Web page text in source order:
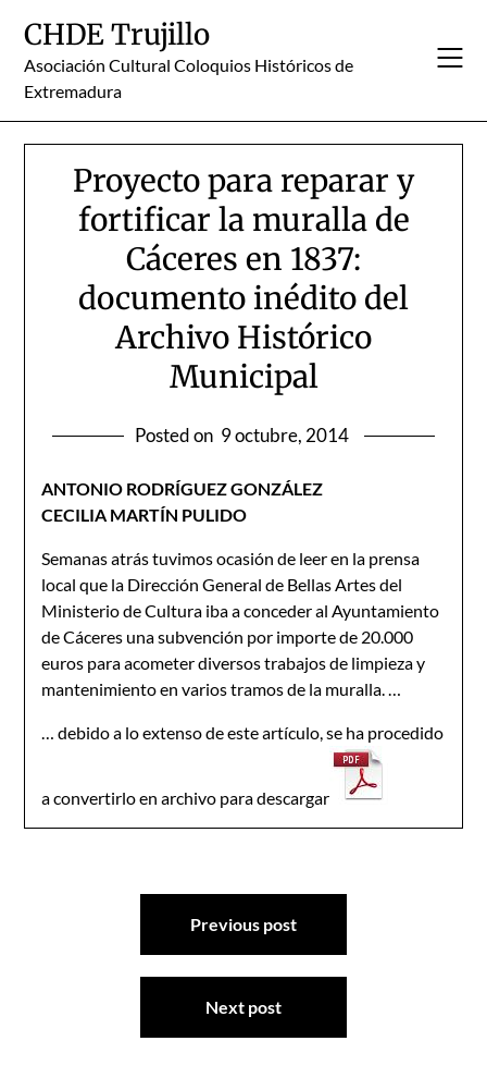
content
CHDE Trujillo
Asociación Cultural Coloquios Históricos de
Extremadura
Proyecto para reparar y
fortificar la muralla de
Cáceres en 1837:
documento inédito del
Archivo Histórico
Municipal
Posted on 9 octubre, 2014
ANTONIO RODRÍGUEZ GONZÁLEZ
CECILIA MARTÍN PULIDO
Semanas atrás tuvimos ocasión de leer en la prensa
local que la Dirección General de Bellas Artes del
Ministerio de Cultura iba a conceder al Ayuntamiento
de Cáceres una subvención por importe de 20.000
euros para acometer diversos trabajos de limpieza y
mantenimiento en varios tramos de la muralla. …
… debido a lo extenso de este artículo, se ha procedido
a convertirlo en archivo para descargar
Navegación
entradas
Previous post
Next post